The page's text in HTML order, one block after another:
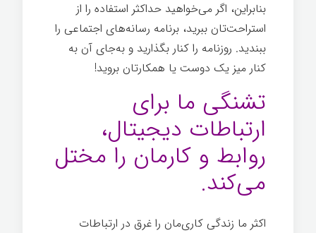
بنابراین، اگر می‌خواهید حداکثر استفاده را از
استراحت‌تان ببرید، برنامه رسانه‌های اجتماعی را
ببندید. روزنامه را کنار بگذارید و به‌جای آن به
کنار میز یک دوست یا همکارتان بروید!
تشنگی ما برای
ارتباطات دیجیتال،
روابط و کارمان را مختل
می‌کند.
اکثر ما زندگی کاری‌مان را غرق در ارتباطات